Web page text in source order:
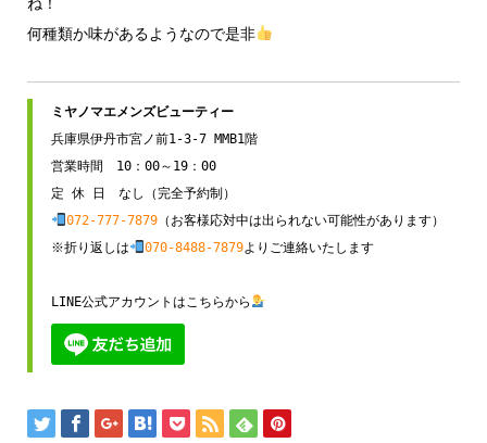
何種類か味があるようなので是非
ミヤノマエメンズビューティー
兵庫県伊丹市宮ノ前1-3-7 MMB1階
営業時間　10：00～19：00
072-777-7879（お客様応対中は出られない可能性があります）
※折り返しは
070-8488-7879よりご連絡いたします
LINE公式アカウントはこちらから